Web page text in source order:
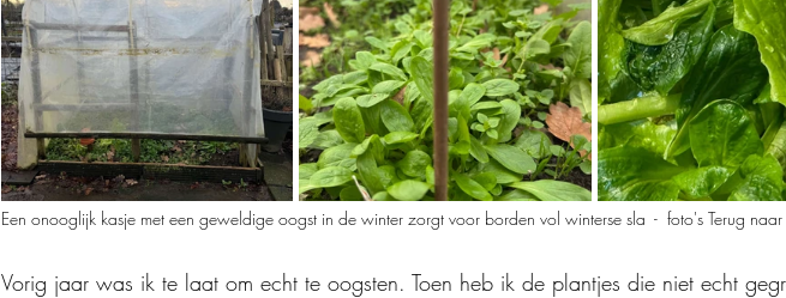
Een onooglijk kasje met een geweldige oogst in de winter zorgt voor borden vol winterse sla  -  foto's Terug naar
Vorig jaar was ik te laat om echt te oogsten. Toen heb ik de plantjes die niet echt